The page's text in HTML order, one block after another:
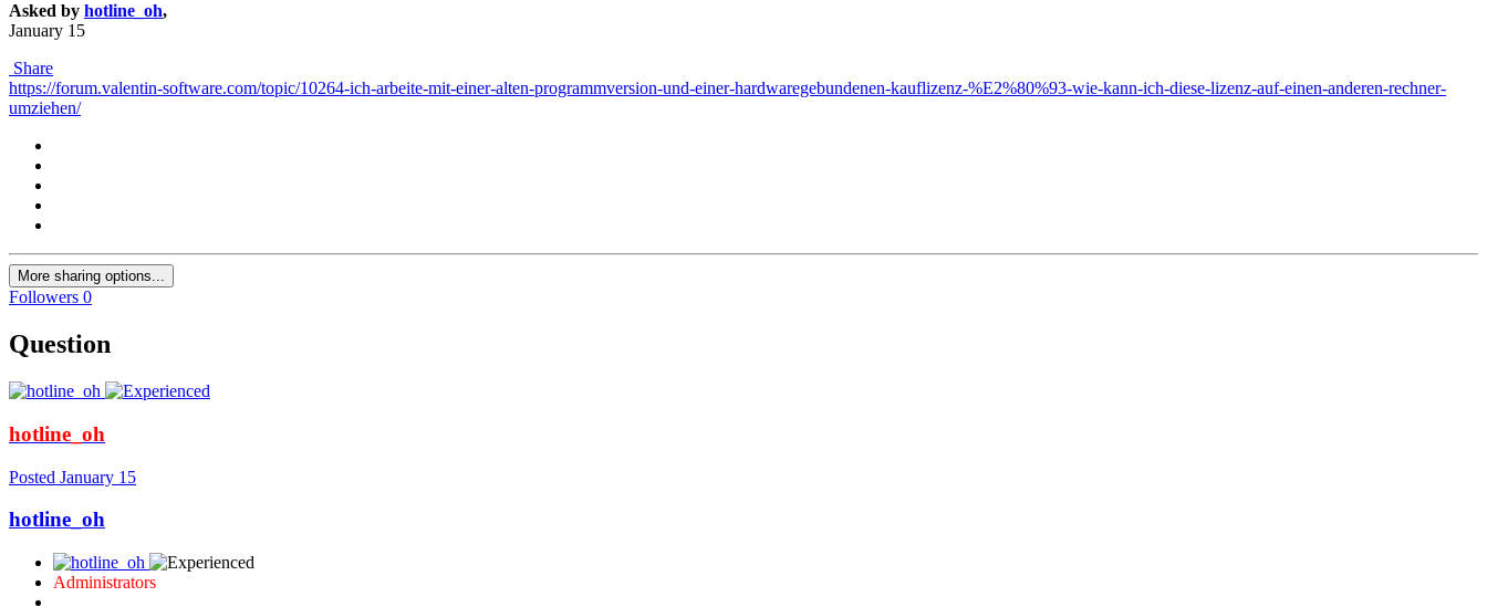
Asked by hotline_oh,
January 15
Share
https://forum.valentin-software.com/topic/10264-ich-arbeite-mit-einer-alten-programmversion-und-einer-hardwaregebundenen-kauflizenz-%E2%80%93-wie-kann-ich-diese-lizenz-auf-einen-anderen-rechner-
umziehen/
More sharing options...
Followers 0
Question
hotline_oh
Posted January 15
hotline_oh
Administrators